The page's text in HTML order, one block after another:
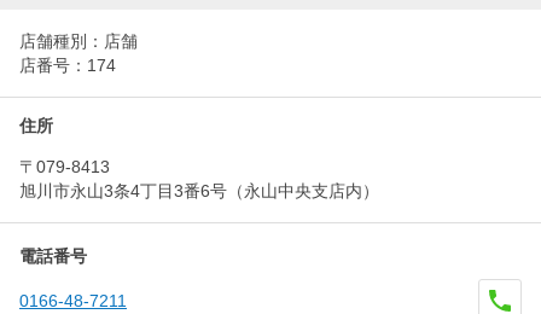
店舗種別：店舗
店番号：174
住所
〒079-8413
旭川市永山3条4丁目3番6号（永山中央支店内）
電話番号
0166-48-7211